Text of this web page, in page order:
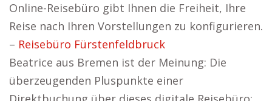
Online-Reisebüro gibt Ihnen die Freiheit, Ihre
Reise nach Ihren Vorstellungen zu konfigurieren.
– Reisebüro Fürstenfeldbruck
Beatrice aus Bremen ist der Meinung: Die
überzeugenden Pluspunkte einer